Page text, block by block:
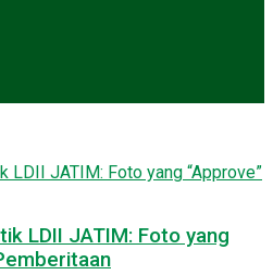
LDII JATIM: Foto yang